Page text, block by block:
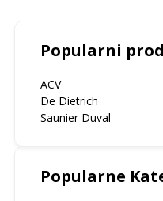
Popularni
ACV
De Dietrich
Saunier Duval
Popularne